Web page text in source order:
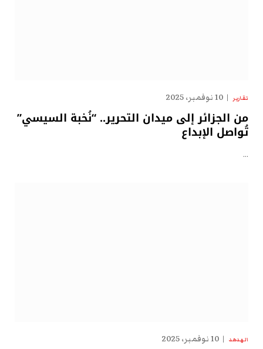
تقارير 10 نوفمبر، 2025
من الجزائر إلى ميدان التحرير.. “نُخبة السيسي”
تُواصل الإبداع
…
الهدهد 10 نوفمبر، 2025